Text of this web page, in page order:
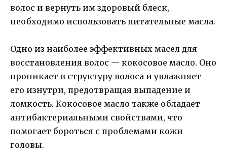
волос и вернуть им здоровый блеск,
необходимо использовать питательные масла.
Одно из наиболее эффективных масел для
восстановления волос — кокосовое масло. Оно
проникает в структуру волоса и увлажняет
его изнутри, предотвращая выпадение и
ломкость. Кокосовое масло также обладает
антибактериальными свойствами, что
помогает бороться с проблемами кожи
головы.